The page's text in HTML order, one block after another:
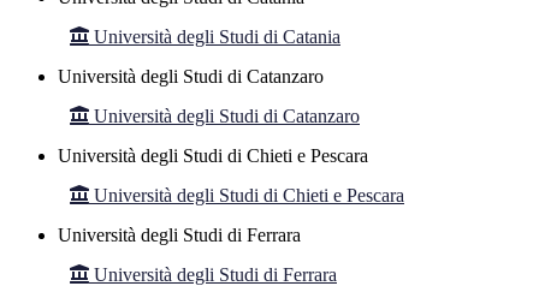
Università degli Studi di Catania
Università degli Studi di Catanzaro
Università degli Studi di Catanzaro
Università degli Studi di Chieti e Pescara
Università degli Studi di Chieti e Pescara
Università degli Studi di Ferrara
Università degli Studi di Ferrara